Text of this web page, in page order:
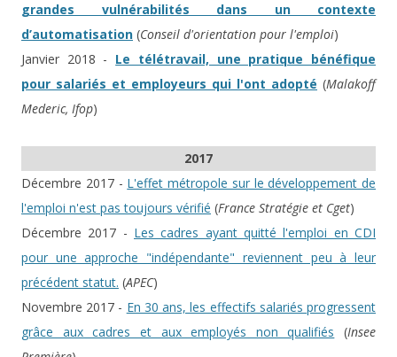
grandes vulnérabilités dans un contexte
d’automatisation (Conseil d'orientation pour l'emploi)
Janvier 2018 - Le télétravail, une pratique bénéfique
pour salariés et employeurs qui l'ont adopté (Malakoff
Mederic, Ifop)
2017
Décembre 2017 - L'effet métropole sur le développement de
l'emploi n'est pas toujours vérifié (France Stratégie et Cget)
Décembre 2017 - Les cadres ayant quitté l'emploi en CDI
pour une approche "indépendante" reviennent peu à leur
précédent statut. (APEC)
Novembre 2017 - En 30 ans, les effectifs salariés progressent
grâce aux cadres et aux employés non qualifiés (Insee